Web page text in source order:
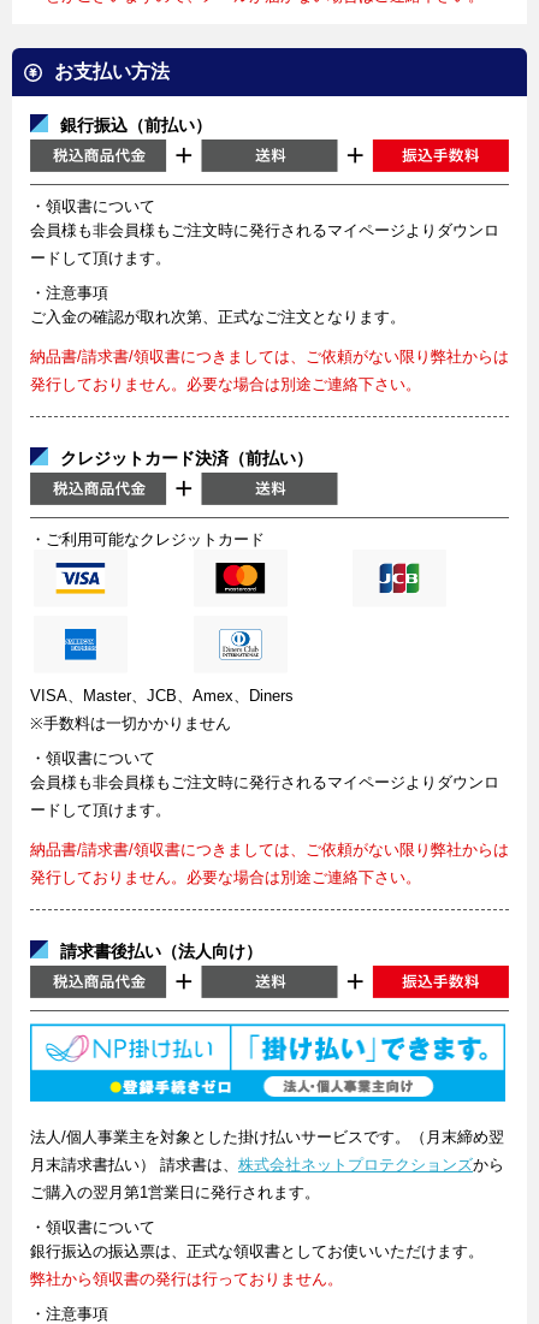
お支払い方法
銀行振込（前払い）
・領収書について
会員様も非会員様もご注文時に発行されるマイページよりダウンロ
ードして頂けます。
・注意事項
ご入金の確認が取れ次第、正式なご注文となります。
納品書/請求書/領収書につきましては、ご依頼がない限り弊社からは
発行しておりません。必要な場合は別途ご連絡下さい。
クレジットカード決済（前払い）
・ご利用可能なクレジットカード
VISA、Master、JCB、Amex、Diners
※手数料は一切かかりません
・領収書について
会員様も非会員様もご注文時に発行されるマイページよりダウンロ
ードして頂けます。
納品書/請求書/領収書につきましては、ご依頼がない限り弊社からは
発行しておりません。必要な場合は別途ご連絡下さい。
請求書後払い（法人向け）
法人/個人事業主を対象とした掛け払いサービスです。（月末締め翌
月末請求書払い） 請求書は、 株式会社ネットプロテクションズから
ご購入の翌月第1営業日に発行されます。
・領収書について
銀行振込の振込票は、正式な領収書としてお使いいただけます。
弊社から領収書の発行は行っておりません。
・注意事項